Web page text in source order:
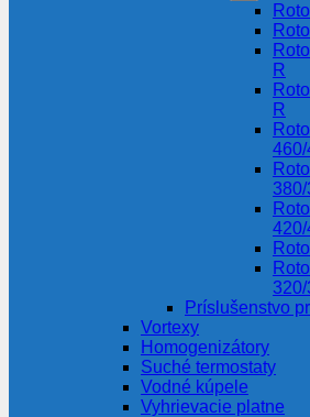
R
R
460/
380/
420/
320/
Príslušenstvo
Vortexy
Homogenizátory
Suché termostaty
Vodné kúpele
Vyhrievacie platne